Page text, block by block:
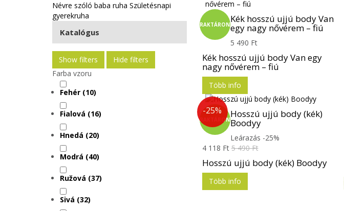
Névre szóló baba ruha Születésnapi
gyerekruha
Katalógus
Show filters
Hide filters
Farba vzoru
Fehér (10)
Fialová (16)
Hnedá (20)
Modrá (40)
Ružová (37)
Sivá (32)
RAKTÁRONKék hosszú ujjú body Van
egy nagy nővérem – fiú
5 490 Ft
Kék hosszú ujjú body Van egy
nagy nővérem – fiú
Több info
RAKTÁRON
-25% Hosszú ujjú body (kék)
Boodyy
Leárazás -25%
4 118 Ft5 490 Ft
Hosszú ujjú body (kék) Boodyy
Több info